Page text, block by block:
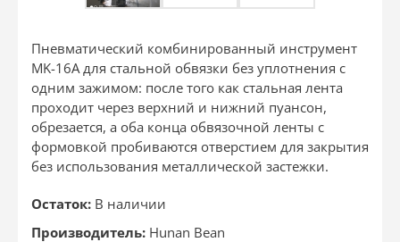
Пневматический комбинированный инструмент
MK-16A для стальной обвязки без уплотнения с
одним зажимом: после того как стальная лента
проходит через верхний и нижний пуансон,
обрезается, а оба конца обвязочной ленты с
формовкой пробиваются отверстием для закрытия
без использования металлической застежки.
Остаток: В наличии
Производитель: Hunan Bean